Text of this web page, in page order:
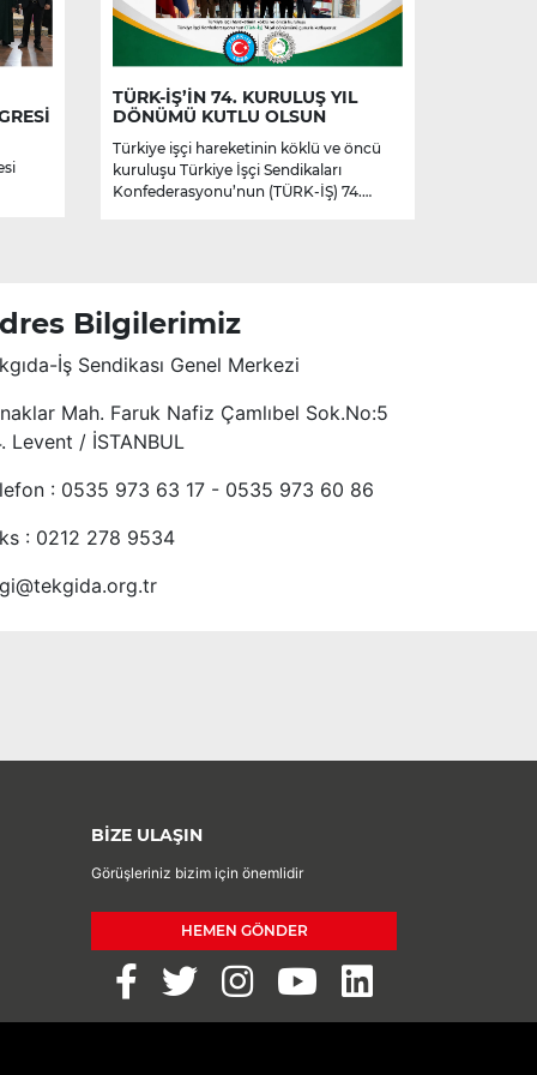
TÜRK-İŞ’İN 74. KURULUŞ YIL
DÖNÜMÜ KUTLU OLSUN
Türkiye işçi hareketinin köklü ve öncü
kuruluşu Türkiye İşçi Sendikaları
Konfederasyonu’nun (TÜRK-İŞ) 74.
Bilgilerimiz
İş Sendikası Genel Merkezi
Mah. Faruk Nafiz Çamlıbel Sok.No:5
Levent / İSTANBUL
: 0535 973 63 17 - 0535 973 60 86
: 0212 278 9534
BİZE ULAŞIN
Görüşleriniz bizim için önemlidir
HEMEN GÖNDER